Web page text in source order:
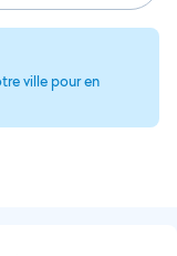
ville pour en